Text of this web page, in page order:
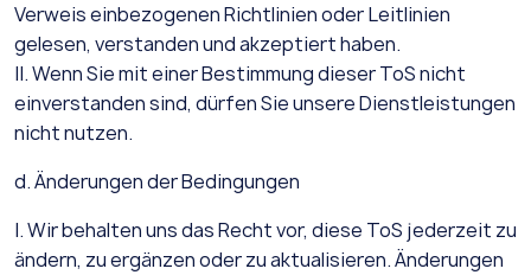
Verweis einbezogenen Richtlinien oder Leitlinien
gelesen, verstanden und akzeptiert haben.
II. Wenn Sie mit einer Bestimmung dieser ToS nicht
einverstanden sind, dürfen Sie unsere Dienstleistungen
nicht nutzen.
d. Änderungen der Bedingungen
I. Wir behalten uns das Recht vor, diese ToS jederzeit zu
ändern, zu ergänzen oder zu aktualisieren. Änderungen